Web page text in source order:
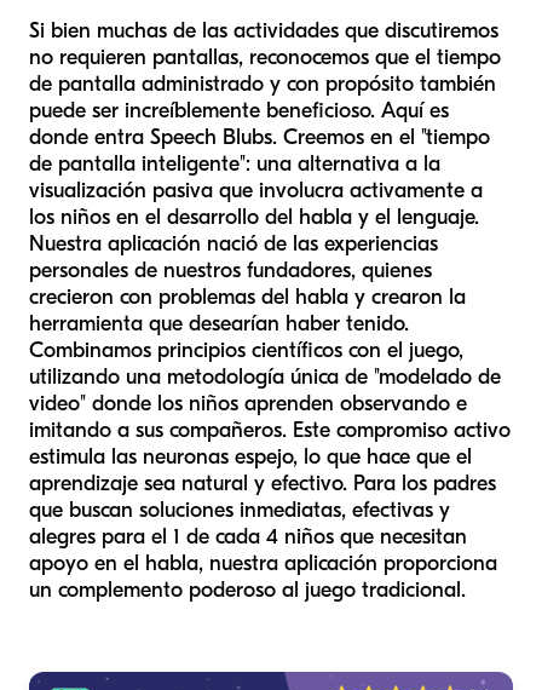
Si bien muchas de las actividades que discutiremos
no requieren pantallas, reconocemos que el tiempo
de pantalla administrado y con propósito también
puede ser increíblemente beneficioso. Aquí es
donde entra Speech Blubs. Creemos en el "tiempo
de pantalla inteligente": una alternativa a la
visualización pasiva que involucra activamente a
los niños en el desarrollo del habla y el lenguaje.
Nuestra aplicación nació de las experiencias
personales de nuestros fundadores, quienes
crecieron con problemas del habla y crearon la
herramienta que desearían haber tenido.
Combinamos principios científicos con el juego,
utilizando una metodología única de "modelado de
video" donde los niños aprenden observando e
imitando a sus compañeros. Este compromiso activo
estimula las neuronas espejo, lo que hace que el
aprendizaje sea natural y efectivo. Para los padres
que buscan soluciones inmediatas, efectivas y
alegres para el 1 de cada 4 niños que necesitan
apoyo en el habla, nuestra aplicación proporciona
un complemento poderoso al juego tradicional.